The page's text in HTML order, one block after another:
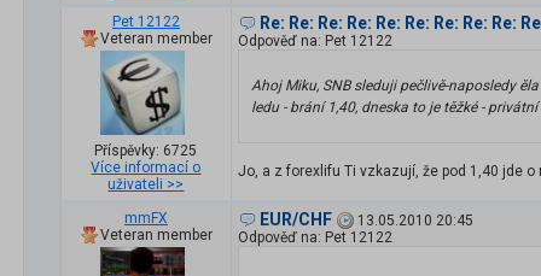
Pet 12122
Veteran member
Příspěvky: 6725
Více informací o
uživateli >>
Re: Re: Re: Re: Re: Re: Re: Re: Re:
Odpověď na: Pet 12122
Ahoj Miku, SNB sleduji pečlivě-naposledy
ledu - brání 1,40, dneska to je těžké -
Jo, a z forexlifu Ti vzkazují, že pod 1,40 jde o
mmFX
Veteran member
EUR/CHF
13.05.2010 20:45
Odpověď na: Pet 12122